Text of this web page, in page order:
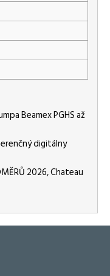
Beamex PGHS až
digitálny
2026, Chateau